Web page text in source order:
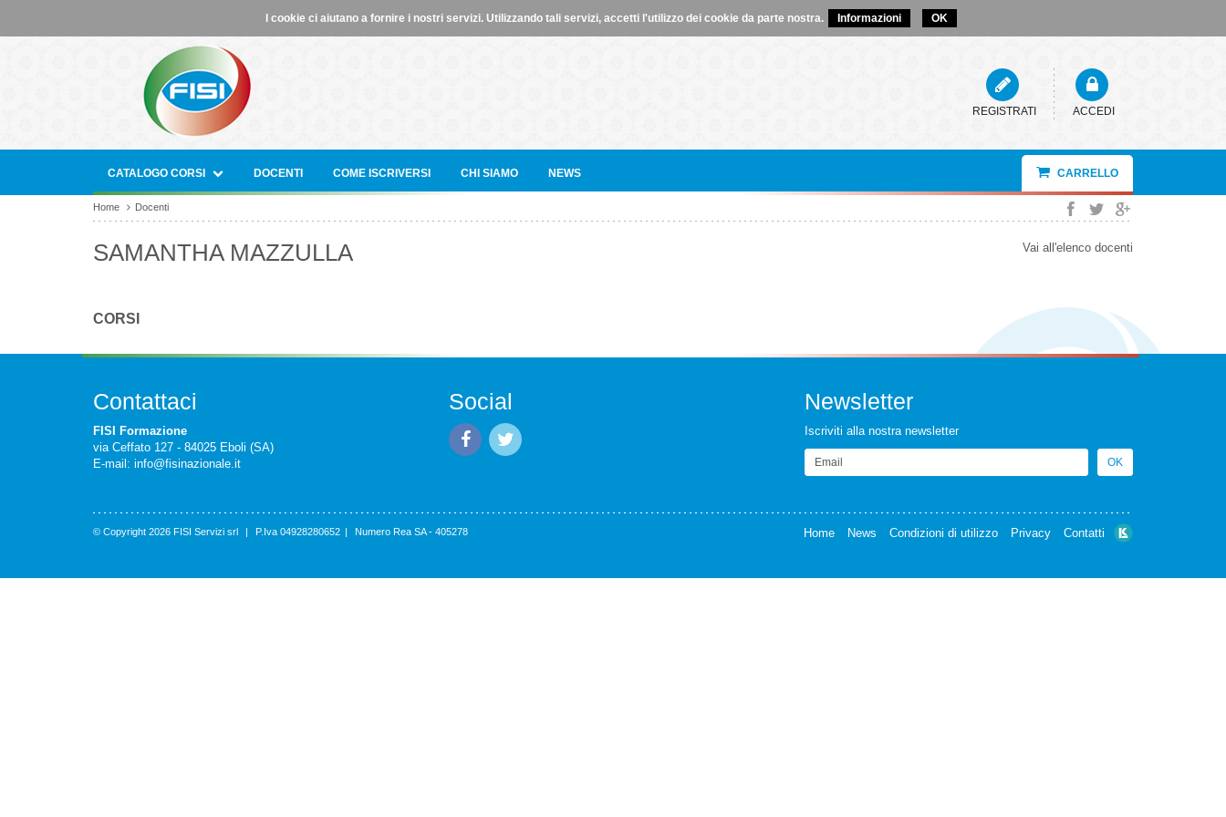
I cookie ci aiutano a fornire i nostri servizi. Utilizzando tali servizi, accetti l'utilizzo dei cookie da parte nostra. Informazioni OK
REGISTRATI ACCEDI
CARRELLO
CATALOGO CORSI DOCENTI COME ISCRIVERSI CHI SIAMO NEWS
Home Docenti
Vai all'elenco docenti
SAMANTHA MAZZULLA
CORSI
Contattaci
FISI Formazione
via Ceffato 127 - 84025 Eboli (SA)
E-mail: info@fisinazionale.it
Social Newsletter
Iscriviti alla nostra newsletter
Email
OK
© Copyright 2026 FISI Servizi srl | P.Iva 04928280652 | Numero Rea SA - 405278 Home News Condizioni di utilizzo Privacy Contatti